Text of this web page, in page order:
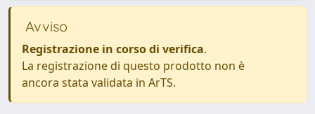
Avviso
Registrazione in corso di verifica.
La registrazione di questo prodotto non è
ancora stata validata in ArTS.